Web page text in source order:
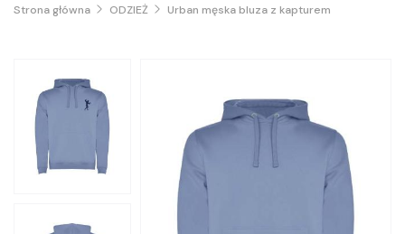
Strona główna ODZIEŻ Urban męska bluza z kapturem